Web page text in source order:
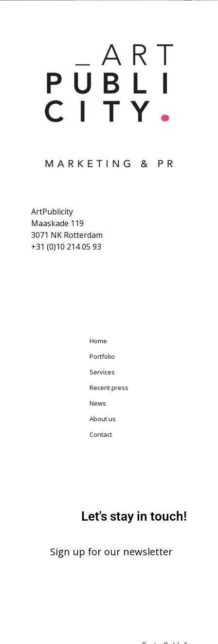
ArtPublicity
Maaskade 119
3071 NK Rotterdam
+31 (0)10 214 05 93
Home
Portfolio
Services
Recent press
News
About us
Contact
Let's stay in touch!
Sign up for our newsletter